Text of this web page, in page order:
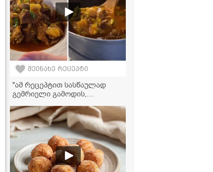
შეინახე რეცეპტი
"ამ რეცეპტით სასწაულად
გემრიელი გამოდის,
ოსტრის ვიდერეცეპტი